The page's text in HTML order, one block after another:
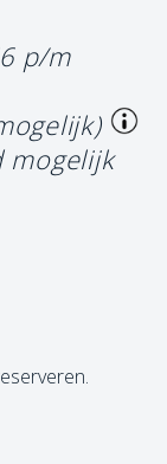
p/m
mogelijk